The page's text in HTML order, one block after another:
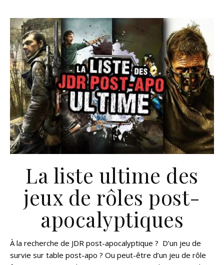
La liste ultime des
jeux de rôles post-
apocalyptiques
À la recherche de JDR post-apocalyptique ? D’un jeu de
survie sur table post-apo ? Ou peut-être d’un jeu de rôle